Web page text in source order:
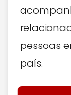
pessoas
país.